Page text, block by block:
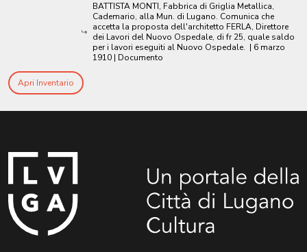
BATTISTA MONTI, Fabbrica di Griglia Metallica,
Cademario, alla Mun. di Lugano. Comunica che
accetta la proposta dell'architetto FERLA, Direttore
dei Lavori del Nuovo Ospedale, di fr 25, quale saldo
per i lavori eseguiti al Nuovo Ospedale. | 6 marzo
1910 | Documento
Apri Inventario